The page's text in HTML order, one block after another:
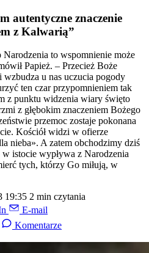
autentyczne znaczenie
z Kalwarią”
to wspomnienie może
Papież. – Przecież Boże
u nas uczucia pogody
ten czar przypomnieniem tak
z punktu widzenia wiary święto
z głębokim znaczeniem Bożego
przemoc zostaje pokonana
Kościół widzi w ofierze
nieba». A zatem obchodzimy dziś
w istocie wypływa z Narodzenia
tych, którzy Go miłują, w
19:35 2 min czytania
E-mail
Komentarze